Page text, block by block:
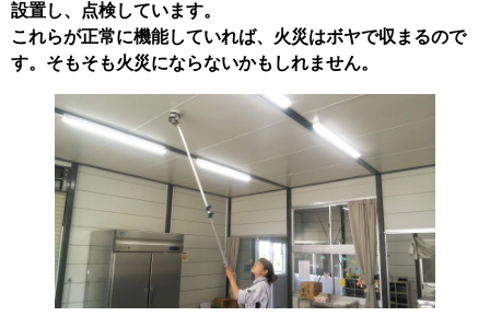
設置し、点検しています。
これらが正常に機能していれば、火災はボヤで収まるので
す。そもそも火災にならないかもしれません。